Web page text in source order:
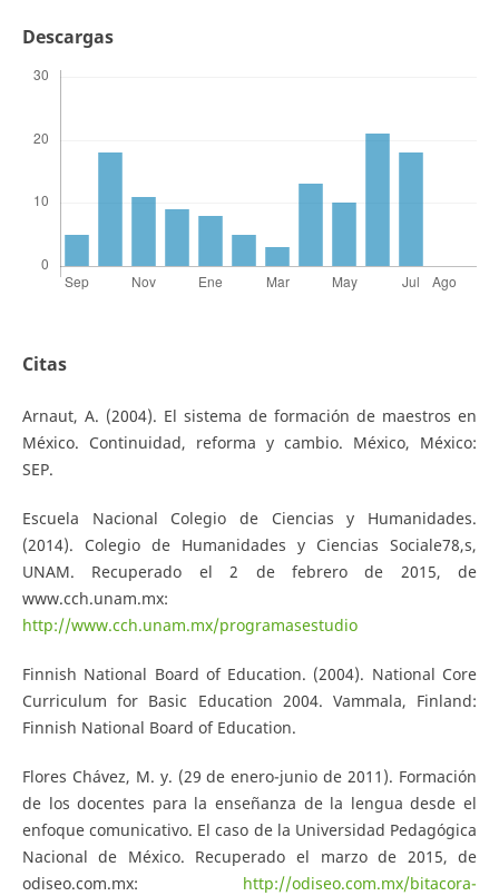
Descargas
Citas
Arnaut, A. (2004). El sistema de formación de maestros en
México. Continuidad, reforma y cambio. México, México:
SEP.
Escuela Nacional Colegio de Ciencias y Humanidades.
(2014). Colegio de Humanidades y Ciencias Sociale78,s,
UNAM. Recuperado el 2 de febrero de 2015, de
www.cch.unam.mx:
http://www.cch.unam.mx/programasestudio
Finnish National Board of Education. (2004). National Core
Curriculum for Basic Education 2004. Vammala, Finland:
Finnish National Board of Education.
Flores Chávez, M. y. (29 de enero-junio de 2011). Formación
de los docentes para la enseñanza de la lengua desde el
enfoque comunicativo. El caso de la Universidad Pedagógica
Nacional de México. Recuperado el marzo de 2015, de
odiseo.com.mx: http://odiseo.com.mx/bitacora-